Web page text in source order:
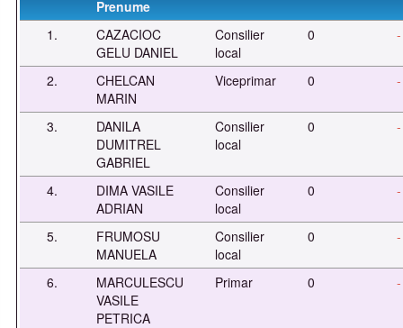
Prenume
1.
CAZACIOC
GELU DANIEL
Consilier
local
0 -
2.
CHELCAN
MARIN
Viceprimar 0 -
3.
DANILA
DUMITREL
GABRIEL
Consilier
local
0 -
4.
DIMA VASILE
ADRIAN
Consilier
local
0 -
5.
FRUMOSU
MANUELA
Consilier
local
0 -
6.
MARCULESCU
VASILE
PETRICA
Primar 0 -